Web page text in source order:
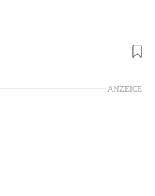
Foto: DLR
ANZEIGE